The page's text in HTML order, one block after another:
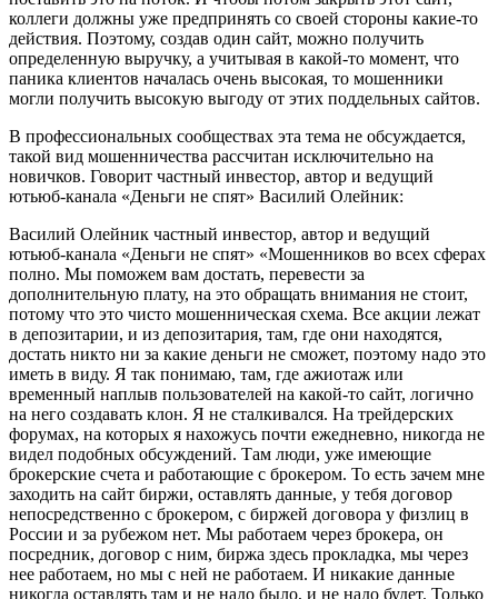
коллеги должны уже предпринять со своей стороны какие-то
действия. Поэтому, создав один сайт, можно получить
определенную выручку, а учитывая в какой-то момент, что
паника клиентов началась очень высокая, то мошенники
могли получить высокую выгоду от этих поддельных сайтов.
В профессиональных сообществах эта тема не обсуждается,
такой вид мошенничества рассчитан исключительно на
новичков. Говорит частный инвестор, автор и ведущий
ютьюб-канала «Деньги не спят» Василий Олейник:
Василий Олейник частный инвестор, автор и ведущий
ютьюб-канала «Деньги не спят» «Мошенников во всех сферах
полно. Мы поможем вам достать, перевести за
дополнительную плату, на это обращать внимания не стоит,
потому что это чисто мошенническая схема. Все акции лежат
в депозитарии, и из депозитария, там, где они находятся,
достать никто ни за какие деньги не сможет, поэтому надо это
иметь в виду. Я так понимаю, там, где ажиотаж или
временный наплыв пользователей на какой-то сайт, логично
на него создавать клон. Я не сталкивался. На трейдерских
форумах, на которых я нахожусь почти ежедневно, никогда не
видел подобных обсуждений. Там люди, уже имеющие
брокерские счета и работающие с брокером. То есть зачем мне
заходить на сайт биржи, оставлять данные, у тебя договор
непосредственно с брокером, с биржей договора у физлиц в
России и за рубежом нет. Мы работаем через брокера, он
посредник, договор с ним, биржа здесь прокладка, мы через
нее работаем, но мы с ней не работаем. И никакие данные
никогда оставлять там и не надо было, и не надо будет. Только